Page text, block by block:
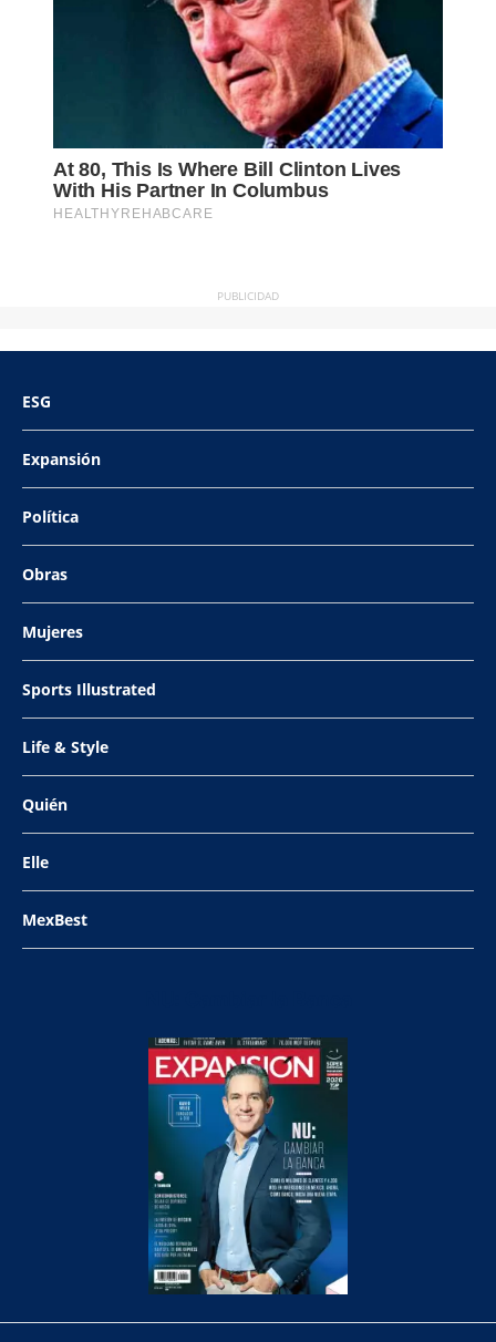
PUBLICIDAD
ESG
Expansión
Política
Obras
Mujeres
Sports Illustrated
Life & Style
Quién
Elle
MexBest